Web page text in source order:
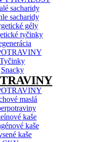
sacharidy
sacharidy
gély
tyčinky
Tyčinky
Snacky
maslá
kaše
kaše
kaše